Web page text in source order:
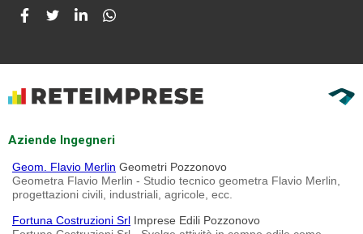
Aziende Ingegneri
Geom. Flavio Merlin Geometri Pozzonovo
Geometra Flavio Merlin - Studio tecnico geometra Flavio Merlin,
progettazioni civili, industriali, agricole, ecc.
Fortuna Costruzioni Srl Imprese Edili Pozzonovo